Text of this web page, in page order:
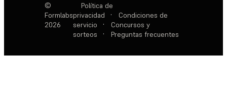
©
Formlabs
2026
Política de
privacidad
·
Condiciones de
servicio
·
Concursos y
sorteos
· Preguntas frecuentes